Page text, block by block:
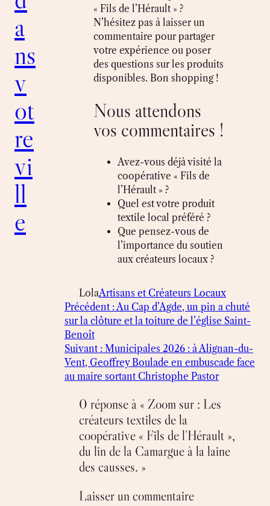
a
ns
v
ot
re
vi
ll
e
« Fils de l’Hérault » ?
N’hésitez pas à laisser un
commentaire pour partager
votre expérience ou poser
des questions sur les produits
disponibles. Bon shopping !
Nous attendons
vos commentaires !
Avez-vous déjà visité la
coopérative « Fils de
l’Hérault » ?
Quel est votre produit
textile local préféré ?
Que pensez-vous de
l’importance du soutien
aux créateurs locaux ?
LolaArtisans et Créateurs Locaux
Précédent : Au Cap d’Agde, un pin a chuté
sur la clôture et la toiture de l’église Saint-
Benoît
Suivant : Municipales 2026 : à Alignan-du-
Vent, Geoffrey Boulade en embuscade face
au maire sortant Christophe Pastor
0 réponse à « Zoom sur : Les
créateurs textiles de la
coopérative « Fils de l’Hérault »,
du lin de la Camargue à la laine
des causses. »
Laisser un commentaire